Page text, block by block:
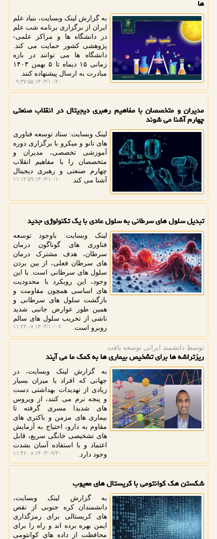
ها
به گزارش لینک وبسایت، بنیاد علم
ایران از برگزاری برنامه شب علم
در دانشگاه ها و مراکز علمی-
پژوهشی کشور حمایت می کند.
دانشگاه ها می توانند در بازه
زمانی ۱۵ دیماه تا ۵ بهمن ۱۴۰۳
مبادرت به ارسال پیشنهاده کنند.
۱۴۰۳/۱۰/۲۰ ۰۹:۳۷:۵۵
مدیران و متخصصان با مفاهیم رهبری دیجیتال در انقلاب صنعتی
چهارم آشنا می شوند
لینک وبسایت: ستاد توسعه فناوری
های نانو و میکرو با برگزاری دوره
آموزشی تخصصی، مدیران و
متخصصان را با مفاهیم انقلاب
چهارم صنعتی و رهبری دیجیتال
آشنا می کند.
۱۴۰۳/۱۰/۱۰ ۱۱:۱۲:۵۹
تبدیل سلول های سرطانی به سلول عادی با یک تکنولوژی جدید
لینک وبسایت: باوجود توسعه
فناوری های گوناگون درمان
سرطان، هدف مشترک درمان
های سرطان فعلی، از بین بردن
سلول های سرطانی است. با این
وجود، این رویکرد با محدودیت
های اساسی همچون مقاومت و
بازگشت سلول های سرطانی و
همین طور عوارض جانبی شدید
ناشی از تخریب سلول های سالم
روبرو است.
۱۴۰۳/۱۰/۰۷ ۱۱:۲۴:۰۷
توسط دانشمند ایرانی توسعه یافت
ریزتراشه ها برای تشخیص بیماری ها به کمک ما می آیند
به گزارش لینک وبسایت، در
جهانی که افراد با میزان بسیار
زیادی از تهدیدات بهداشتی دست
و پنجه نرم می کنند، از ویروس
های شدیدا مسری گرفته تا
بیماری های مزمن و باکتری های
مقاوم به دارو، احتیاج به آزمایش
های تشخیصی خانگی سریع، قابل
اعتماد و با استفاده آسان بشدت
وجود دارد.
۱۴۰۳/۰۹/۳۰ ۱۱:۴۶:۰۸
شکستن هک کوانتومی با کریستال های معیوب
به گزارش لینک وبسایت،
دانشمندان کره جنوبی از نقص
های کریستالی برای رمزگذاری
ایمن بهره برده اند و راه را برای
محافظت از داده های کوانتومی